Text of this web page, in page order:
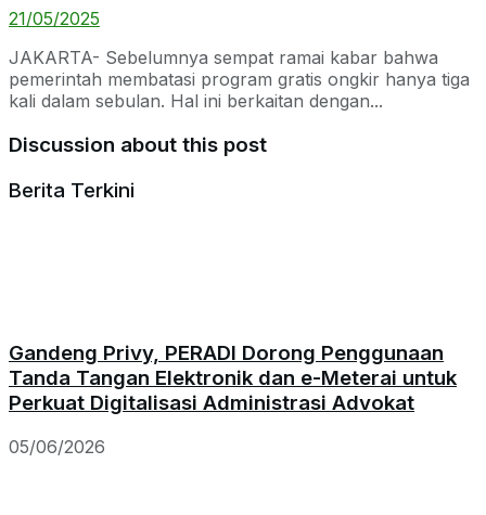
21/05/2025
JAKARTA- Sebelumnya sempat ramai kabar bahwa
pemerintah membatasi program gratis ongkir hanya tiga
kali dalam sebulan. Hal ini berkaitan dengan...
Discussion about this post
Berita Terkini
Gandeng Privy, PERADI Dorong Penggunaan
Tanda Tangan Elektronik dan e-Meterai untuk
Perkuat Digitalisasi Administrasi Advokat
05/06/2026